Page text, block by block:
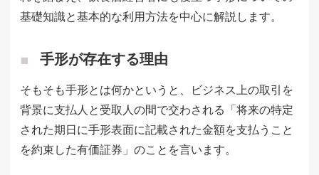
基礎知識と基本的な利用方法を中心に解説します。
手形が存在する理由
そもそも手形とは何かというと、ビジネス上の取引を
背景に支払人と受取人の間で交わされる「将来の特定
された期日に手形表面に記載された金額を支払うこと
を約束した有価証券」のことを言います。